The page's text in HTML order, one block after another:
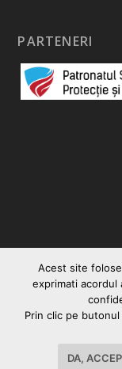
PARTENERI
Contact
Acest site
exprimati acordul
Prin clic pe butonul
DA,